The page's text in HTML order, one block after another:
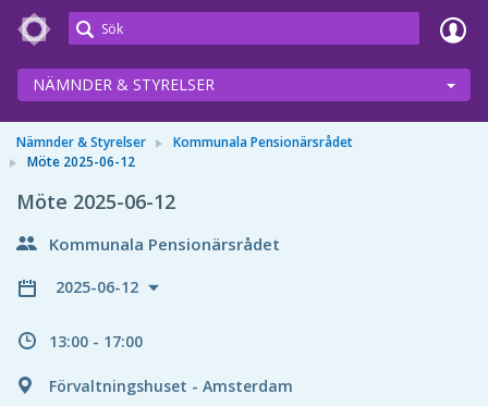
Meetings+
NÄMNDER & STYRELSER
Nämnder & Styrelser
Kommunala Pensionärsrådet
Möte 2025-06-12
Möte 2025-06-12
Kommunala Pensionärsrådet
2025-06-12
13:00 - 17:00
Förvaltningshuset - Amsterdam